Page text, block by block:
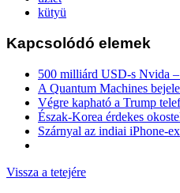
kütyü
Kapcsolódó elemek
500 milliárd USD-s Nvida
A Quantum Machines
Végre kapható a Trump
Észak-Korea érdekes
Szárnyal az indiai iPhone-
Vissza a tetejére